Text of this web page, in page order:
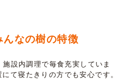
んなの樹の特徴
設内調理で毎食充実していま
て寝たきりの方でも安心です。